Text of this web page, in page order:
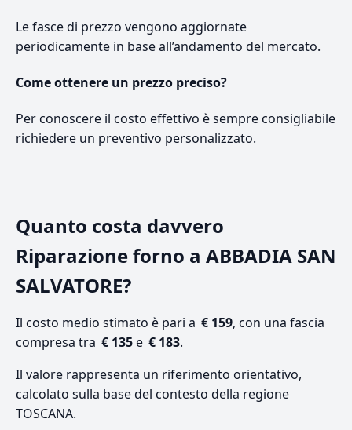
Le fasce di prezzo vengono aggiornate
periodicamente in base all’andamento del mercato.
Come ottenere un prezzo preciso?
Per conoscere il costo effettivo è sempre consigliabile
richiedere un preventivo personalizzato.
Quanto costa davvero
Riparazione forno a ABBADIA SAN
SALVATORE?
Il costo medio stimato è pari a € 159, con una fascia
compresa tra € 135e € 183.
Il valore rappresenta un riferimento orientativo,
calcolato sulla base del contesto della regione
TOSCANA.